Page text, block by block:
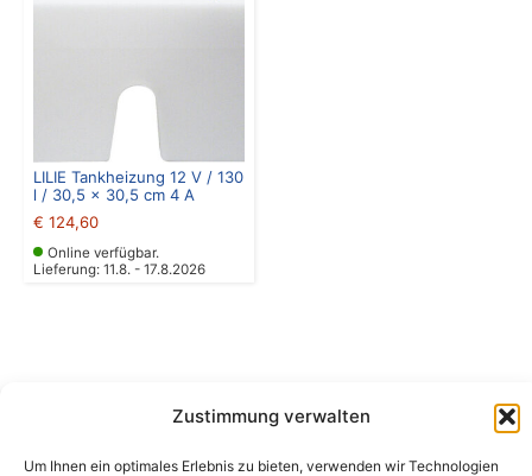
Zustimmung verwalten
Um Ihnen ein optimales Erlebnis zu bieten, verwenden wir Technologien
LILIE Tankheizung 12 V / 130
l / 30,5 x 30,5 cm 4 A
€ 124,60
Online verfügbar.
Lieferung: 11.8. - 17.8.2026
Camping Bergler GmbH